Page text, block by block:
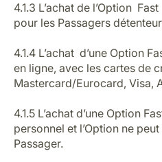
4.1.3 L’achat de l’Option
pour les Passagers
4.1.4 L’achat d’une Option
en ligne, avec les cartes de
Mastercard/Eurocard, Visa,
4.1.5 L’achat d’une Option
personnel et l’Option ne
Passager.